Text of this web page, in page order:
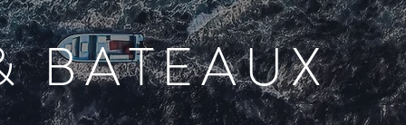
BATEAUX